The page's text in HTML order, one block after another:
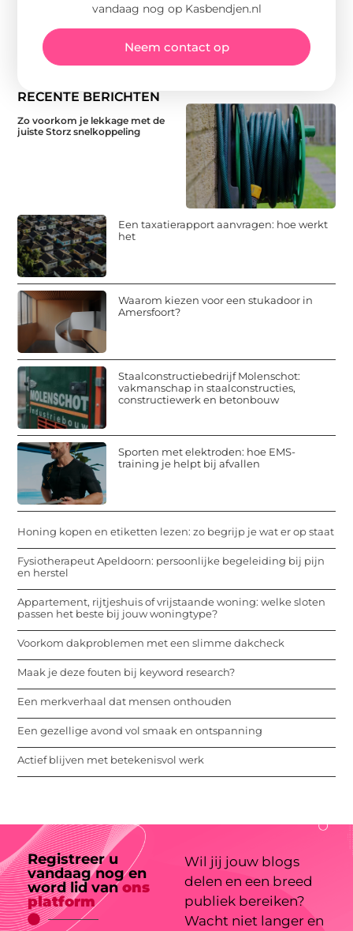
RECENTE BERICHTEN
Zo voorkom je lekkage met de
juiste Storz snelkoppeling
Een taxatierapport aanvragen: hoe werkt
het
Waarom kiezen voor een stukadoor in
Amersfoort?
Staalconstructiebedrijf Molenschot:
vakmanschap in staalconstructies,
constructiewerk en betonbouw
Sporten met elektroden: hoe EMS-
training je helpt bij afvallen
Honing kopen en etiketten lezen: zo begrijp je wat er op staat
Fysiotherapeut Apeldoorn: persoonlijke begeleiding bij pijn
en herstel
Appartement, rijtjeshuis of vrijstaande woning: welke sloten
passen het beste bij jouw woningtype?
Voorkom dakproblemen met een slimme dakcheck
Maak je deze fouten bij keyword research?
Een merkverhaal dat mensen onthouden
Een gezellige avond vol smaak en ontspanning
Actief blijven met betekenisvol werk
vandaag nog op Kasbendjen.nl
Neem contact op
Registreer u
vandaag nog en
word lid vanons
platform
Wil jij jouw blogs
delen en een breed
publiek bereiken?
Wacht niet langer en